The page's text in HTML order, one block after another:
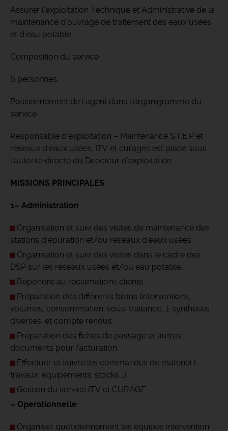
Assurer l’exploitation Technique et Administrative de la
maintenance d’ouvrage de traitement des eaux usées
et d’eau potable.
Composition du service
6 personnes.
Positionnement de l’agent dans l’organigramme du
service
Responsable d’exploitation – Maintenance S.T.E.P et
réseaux d’eaux usées, ITV et curages est placé sous
l’autorité directe du Directeur d’exploitation
MISSIONS PRINCIPALES
1– Administration
Organisation et suivi des visites de maintenance des
stations d’épuration et/ou réseaux d’eaux usées.
Organisation et suivi des visites dans le cadre des
DSP sur les réseaux usées et/ou eau potable.
Répondre au réclamations clients
Préparation des différents bilans (interventions,
volumes, consommation, sous-traitance,…), synthèses
diverses, et compte rendus
Préparation des fiches de passage et autres
documents pour facturation.
Effectuer et suivre les commandes de matériel (
travaux, équipements, stocks,…)
Gestion du service ITV et CURAGE
– Operationnelle
Organiser quotidiennement les équipes intervention